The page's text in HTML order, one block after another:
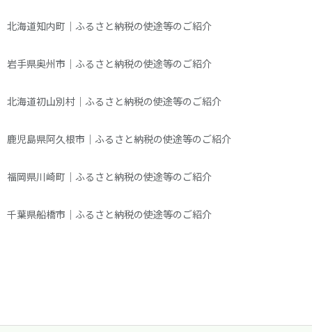
北海道知内町｜ふるさと納税の使途等のご紹介
岩手県奥州市｜ふるさと納税の使途等のご紹介
北海道初山別村｜ふるさと納税の使途等のご紹介
鹿児島県阿久根市｜ふるさと納税の使途等のご紹介
福岡県川崎町｜ふるさと納税の使途等のご紹介
千葉県船橋市｜ふるさと納税の使途等のご紹介